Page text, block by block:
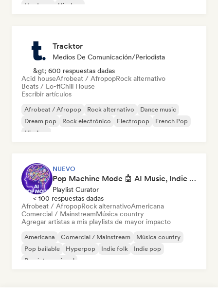
Hardcore
Hip-hop
Tracktor
Medios De Comunicación/Periodista
&gt; 600 respuestas dadas
Acid houseAfrobeat / AfropopRock alternativo
Beats / Lo-fiChill House
Escribir artículos
Afrobeat / Afropop Rock alternativo
Dance music
Dream pop
Rock electrónico Electropop
French Pop
Hip-hop
NUEVO
Pop Machine Mode 🤖 AI Music, Indie Pop & Dream Pop
Playlist Curator
< 100 respuestas dadas
Afrobeat / AfropopRock alternativoAmericana
Comercial / MainstreamMúsica country
Agregar artistas a mis playlists de mayor impacto
Americana Comercial / Mainstream
Música country
Pop bailable
Hyperpop Indie folk
Indie pop
Pop internacional